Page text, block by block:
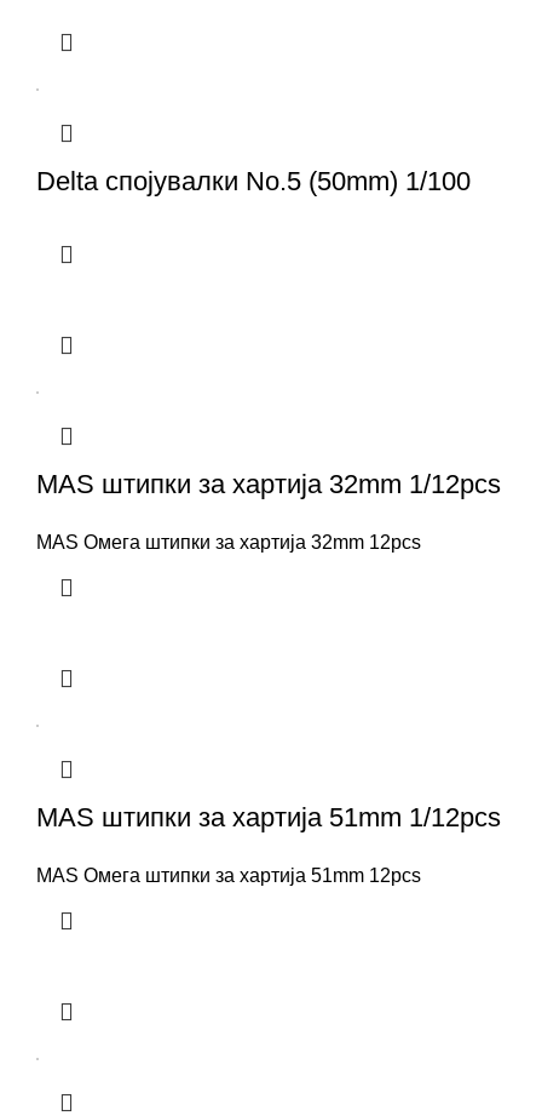
Delta спојувалки No.5 (50mm) 1/100
MAS штипки за хартија 32mm 1/12pcs
MAS Омега штипки за хартија 32mm 12pcs
MAS штипки за хартија 51mm 1/12pcs
MAS Омега штипки за хартија 51mm 12pcs